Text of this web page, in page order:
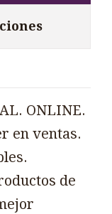
ONLINE.
en ventas.
de